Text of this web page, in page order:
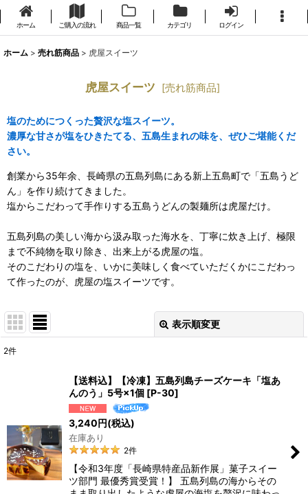
ホーム ご購入の流れ 商品一覧 カテゴリ ログイン
ホーム > 売れ筋商品 > 虎屋スイーツ
虎屋スイーツ [売れ筋商品]
塩のためにつくった贅沢な塩スイーツ。
濃厚な甘さが塩をひきたてる、五島生まれの味を、ぜひご堪能くだ
さい。
創業から35年余、長崎県の五島列島にある新上五島町で「五島うど
ん」を作り続けてきました。
塩からこだわって手作りする五島うどんの製麺所は虎屋だけ。
五島列島の美しい海から汲み取った海水を、丁寧に炊き上げ、極限
まで不純物を取り除き、出来上がる虎屋の塩。
そのこだわりの塩を、いかに美味しく食べていただくかにこだわっ
て作ったのが、虎屋の塩スイーツです。
表示順変更
2件
【送料込】【冷凍】五島列島チーズケーキ「塩あ
んのう」5号×1個 [P-30]
3,240円(税込)
在庫あり
2件
【令和3年度「長崎県特産品新作展」菓子スイー
ツ部門 最優秀賞受賞！】 五島列島の海からその